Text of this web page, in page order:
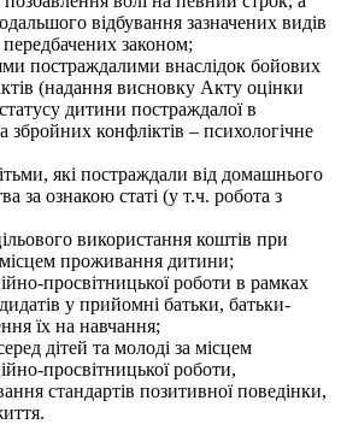
відбування зазначених видів
законом;
постраждалими внаслідок бойових
(надання висновку Акту оцінки
дитини постраждалої в
збройних конфліктів – психологічне
які постраждали від домашнього
за ознакою статі (у т.ч. робота з
використання коштів при
проживання дитини;
просвітницької роботи в рамках
у прийомні батьки, батьки-
їх на навчання;
дітей та молоді за місцем
просвітницької роботи,
стандартів позитивної поведінки,